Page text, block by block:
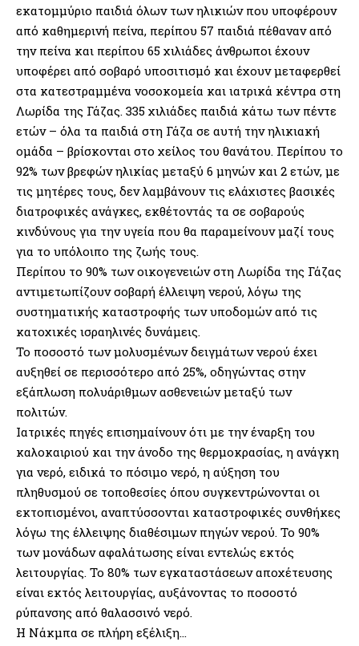
εκατομμύριο παιδιά όλων των ηλικιών που υποφέρουν
από καθημερινή πείνα, περίπου 57 παιδιά πέθαναν από
την πείνα και περίπου 65 χιλιάδες άνθρωποι έχουν
υποφέρει από σοβαρό υποσιτισμό και έχουν μεταφερθεί
στα κατεστραμμένα νοσοκομεία και ιατρικά κέντρα στη
Λωρίδα της Γάζας. 335 χιλιάδες παιδιά κάτω των πέντε
ετών – όλα τα παιδιά στη Γάζα σε αυτή την ηλικιακή
ομάδα – βρίσκονται στο χείλος του θανάτου. Περίπου το
92% των βρεφών ηλικίας μεταξύ 6 μηνών και 2 ετών, με
τις μητέρες τους, δεν λαμβάνουν τις ελάχιστες βασικές
διατροφικές ανάγκες, εκθέτοντάς τα σε σοβαρούς
κινδύνους για την υγεία που θα παραμείνουν μαζί τους
για το υπόλοιπο της ζωής τους.
Περίπου το 90% των οικογενειών στη Λωρίδα της Γάζας
αντιμετωπίζουν σοβαρή έλλειψη νερού, λόγω της
συστηματικής καταστροφής των υποδομών από τις
κατοχικές ισραηλινές δυνάμεις.
Το ποσοστό των μολυσμένων δειγμάτων νερού έχει
αυξηθεί σε περισσότερο από 25%, οδηγώντας στην
εξάπλωση πολυάριθμων ασθενειών μεταξύ των
πολιτών.
Ιατρικές πηγές επισημαίνουν ότι με την έναρξη του
καλοκαιριού και την άνοδο της θερμοκρασίας, η ανάγκη
για νερό, ειδικά το πόσιμο νερό, η αύξηση του
πληθυσμού σε τοποθεσίες όπου συγκεντρώνονται οι
εκτοπισμένοι, αναπτύσσονται καταστροφικές συνθήκες
λόγω της έλλειψης διαθέσιμων πηγών νερού. Το 90%
των μονάδων αφαλάτωσης είναι εντελώς εκτός
λειτουργίας. Το 80% των εγκαταστάσεων αποχέτευσης
είναι εκτός λειτουργίας, αυξάνοντας το ποσοστό
ρύπανσης από θαλασσινό νερό.
Η Νάκμπα σε πλήρη εξέλιξη…